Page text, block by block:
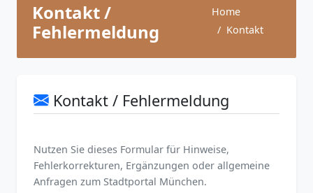
Kontakt /
Fehlermeldung
Home
Kontakt
Kontakt / Fehlermeldung
Nutzen Sie dieses Formular für Hinweise,
Fehlerkorrekturen, Ergänzungen oder allgemeine
Anfragen zum Stadtportal München.